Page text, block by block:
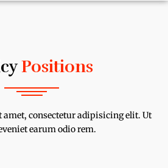
Positions
consectetur adipisicing elit. Ut
earum odio rem.